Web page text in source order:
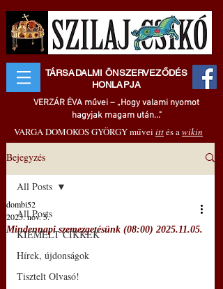
TÁRSADALMI ÖNSZERVEZŐDÉS
HONLAPJA
VERZÁR ÉVA művei – „Hogy valami nyomot
hagyjak magam után..."
VARGA DOMOKOS GYÖRGY művei ittés awikin
Bejegyzés
All Posts
KIEMELT CIKKEK
Hírek, újdonságok
Tisztelt Olvasó!
All Posts
Mindennapi szemezgetésünk (08:00) 2025.11.05.
dombi52
2025. nov. 5.